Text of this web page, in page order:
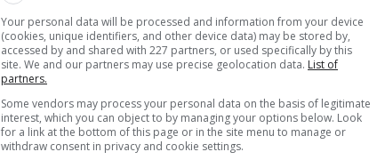
Your personal data will be processed and information from your device
(cookies, unique identifiers, and other device data) may be stored by,
accessed by and shared with 227 partners, or used specifically by this
site. We and our partners may use precise geolocation data. List of
partners.
Some vendors may process your personal data on the basis of legitimate
interest, which you can object to by managing your options below. Look
for a link at the bottom of this page or in the site menu to manage or
withdraw consent in privacy and cookie settings.